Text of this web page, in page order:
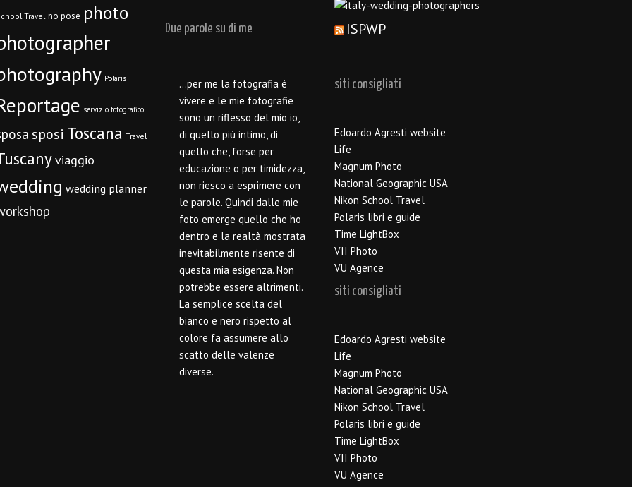
Travel no pose photo
Polaris
servizio fotografico
sposi Toscana Travel
viaggio
wedding planner
Due parole su di me
…per me la fotografia è
vivere e le mie fotografie
sono un riflesso del mio io,
di quello più intimo, di
quello che, forse per
educazione o per timidezza,
non riesco a esprimere con
le parole. Quindi dalle mie
foto emerge quello che ho
dentro e la realtà mostrata
inevitabilmente risente di
questa mia esigenza. Non
potrebbe essere altrimenti.
La semplice scelta del
bianco e nero rispetto al
colore fa assumere allo
scatto delle valenze
diverse.
ISPWP
siti consigliati
Edoardo Agresti website
Life
Magnum Photo
National Geographic USA
Nikon School Travel
Polaris libri e guide
Time LightBox
VII Photo
VU Agence
siti consigliati
Edoardo Agresti website
Life
Magnum Photo
National Geographic USA
Nikon School Travel
Polaris libri e guide
Time LightBox
VII Photo
VU Agence